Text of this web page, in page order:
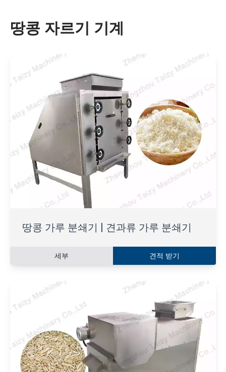
땅콩 자르기 기계
땅콩 가루 분쇄기 | 견과류 가루 분쇄기
세부 견적 받기